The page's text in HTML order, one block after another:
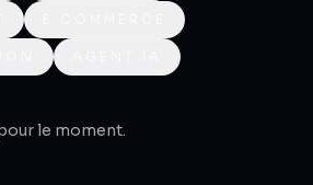
le moment.